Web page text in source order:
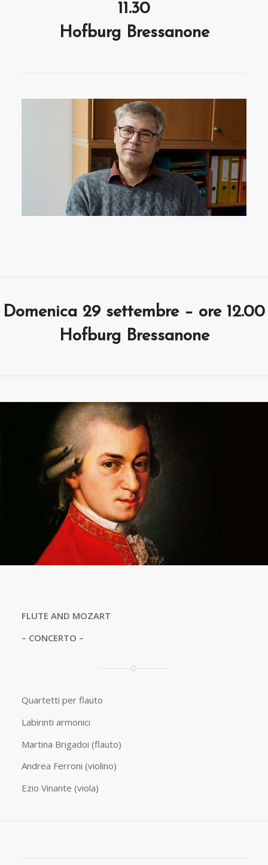
11.30
Hofburg Bressanone
Domenica 29 settembre – ore 12.00
Hofburg Bressanone
FLUTE AND MOZART
– CONCERTO –
Quartetti per flauto
Labirinti armonici
Martina Brigadoi (flauto)
Andrea Ferroni (violino)
Ezio Vinante (viola)